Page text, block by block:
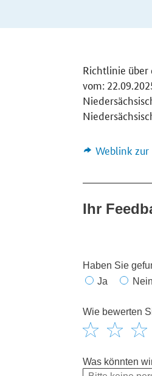
Richtlinie
vom:
Weblink